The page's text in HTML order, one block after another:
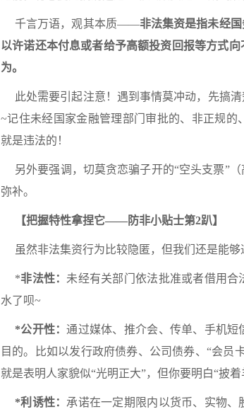
千言万语，观其本质——非法集资是指未经
以许诺还本付息或者给予高额投资回报等方式
为。
此处需要引起注意！遇到事情莫冲动，先搞
~记住未经国家金融管理部门审批的、非正规的
就是违法的！
另外要强调，切莫贪恋骗子开的“空头支票”
弥补。
【把握特性拿捏它——防非小贴士第2趴】
虽然非法集资行为比较隐匿，但我们还是能够
*非法性： 未经有关部门依法批准或者借用
水了呗~
*公开性：通过媒体、推介会、传单、手机
目的。比如以发行政府债券、公司债券、“会员
就是表明人家貌似“光明正大”，但你要明白“披
*利诱性： 承诺在一定期限内以货币、实物